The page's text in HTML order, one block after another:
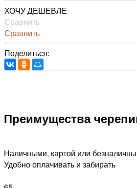
ХОЧУ ДЕШЕВЛЕ
Сравнить
Сравнить
Поделиться:
Преимущества
Наличными, картой или
Удобно оплачивать и забирать